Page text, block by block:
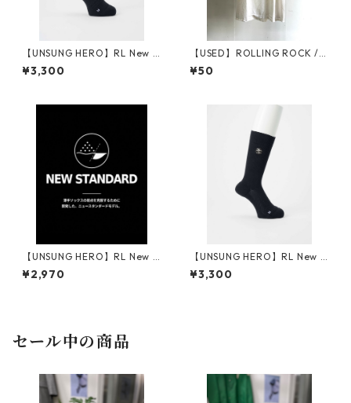
【UNSUNG HERO】RL New S
tandard Socks (厚) Embroid
ered Logo_BLACK
¥3,300
【USED】ROLLING ROCK / P
rinted Tee
¥50
【UNSUNG HERO】RL New S
tandard Socks (薄)_BLACK
¥2,970
【UNSUNG HERO】RL New S
tandard Socks (薄) Embroid
ered Logo_BLACK
¥3,300
セール中の商品